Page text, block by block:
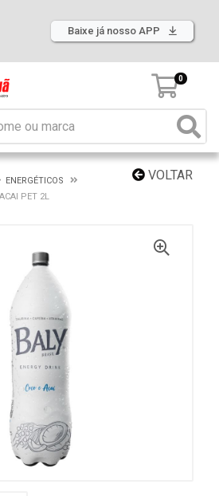
Baixe já nosso APP
0
VOLTAR
ENERGÉTICOS
PET 2L